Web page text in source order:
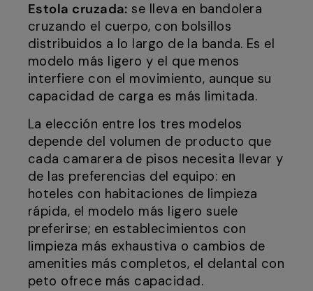
Estola cruzada: se lleva en bandolera
cruzando el cuerpo, con bolsillos
distribuidos a lo largo de la banda. Es el
modelo más ligero y el que menos
interfiere con el movimiento, aunque su
capacidad de carga es más limitada.
La elección entre los tres modelos
depende del volumen de producto que
cada camarera de pisos necesita llevar y
de las preferencias del equipo: en
hoteles con habitaciones de limpieza
rápida, el modelo más ligero suele
preferirse; en establecimientos con
limpieza más exhaustiva o cambios de
amenities más completos, el delantal con
peto ofrece más capacidad.